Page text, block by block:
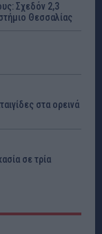
Σχεδόν 2,3
Θεσσαλίας
στα ορεινά
σε τρία